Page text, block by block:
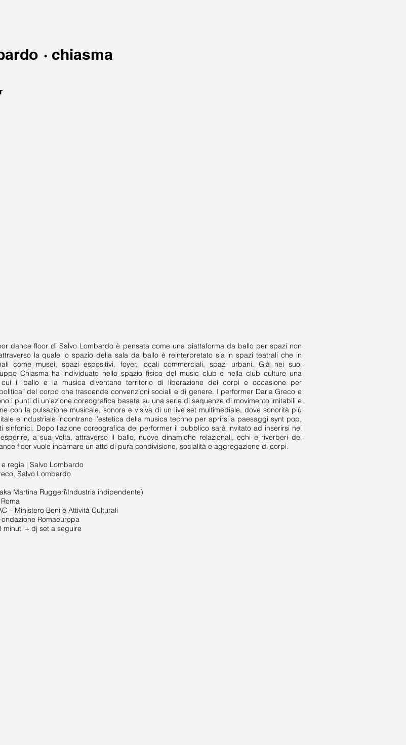
· chiasma
dance floor di Salvo Lombardo è pensata come una piattaforma da ballo per spazi non
la quale lo spazio della sala da ballo è reinterpretato sia in spazi teatrali che in
come musei, spazi espositivi, foyer, locali commerciali, spazi urbani. Già nei suoi
Chiasma ha individuato nello spazio fisico del music club e nella club culture una
il ballo e la musica diventano territorio di liberazione dei corpi e occasione per
del corpo che trascende convenzioni sociali e di genere. I performer Daria Greco e
i punti di un’azione coreografica basata su una serie di sequenze di movimento imitabili e
con la pulsazione musicale, sonora e visiva di un live set multimediale, dove sonorità più
e industriale incontrano l’estetica della musica techno per aprirsi a paesaggi synt pop,
sinfonici. Dopo l’azione coreografica dei performer il pubblico sarà invitato ad inserirsi nel
a sua volta, attraverso il ballo, nuove dinamiche relazionali, echi e riverberi del
floor vuole incarnare un atto di pura condivisione, socialità e aggregazione di corpi.
regia | Salvo Lombardo
Salvo Lombardo
Martina Ruggeri\Industria indipendente)
– Ministero Beni e Attività Culturali
Romaeuropa
+ dj set a seguire